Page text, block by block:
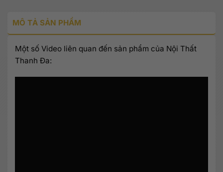
MÔ TẢ SẢN PHẨM
Một số Video liên quan đến sản phẩm của Nội Thất
Thanh Đa: